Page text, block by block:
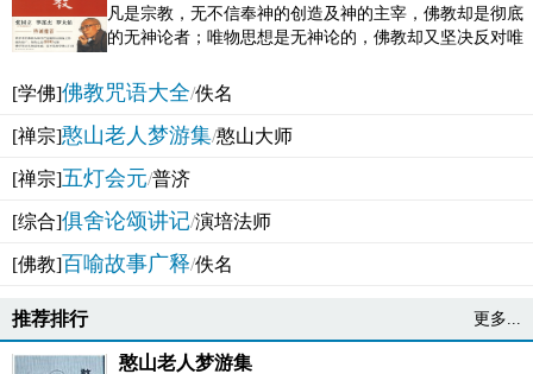
凡是宗教，无不信奉神的创造及神的主宰，佛教却是彻底
的无神论者；唯物思想是无神论的，佛教却又坚决反对唯
[学佛]佛教咒语大全/佚名
[禅宗]憨山老人梦游集/憨山大师
[禅宗]五灯会元/普济
[综合]俱舍论颂讲记/演培法师
[佛教]百喻故事广释/佚名
推荐排行 更多...
憨山老人梦游集